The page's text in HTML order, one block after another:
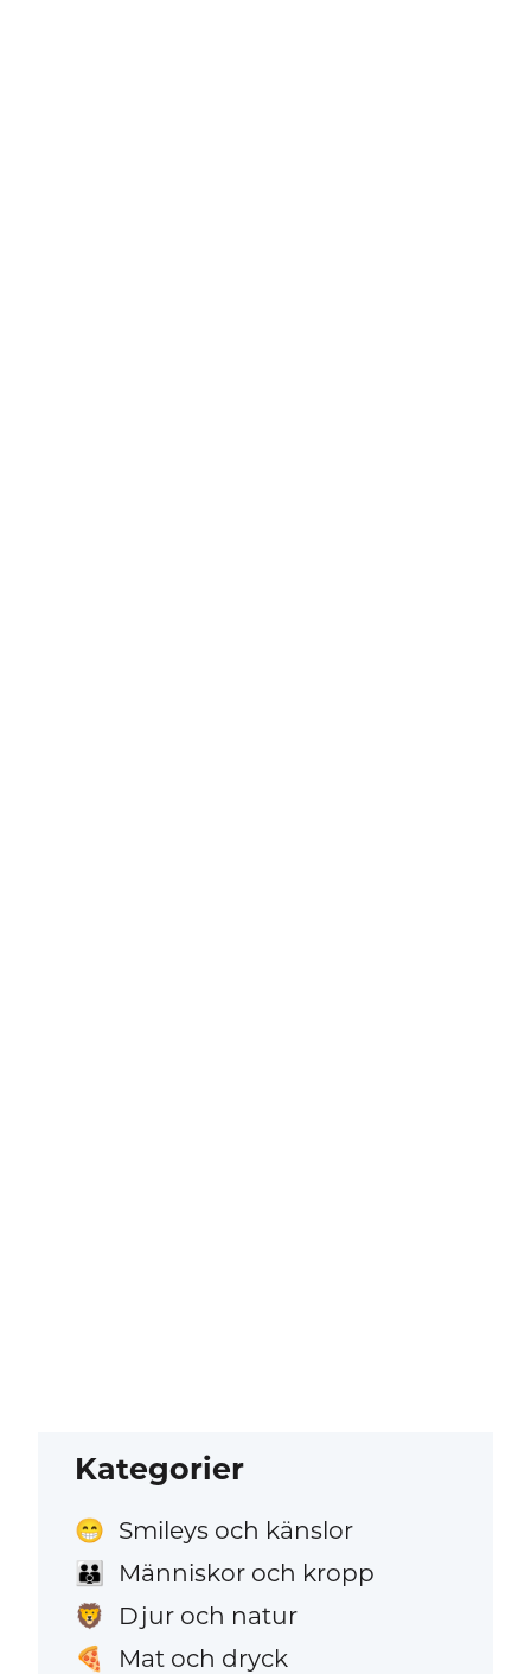
Kategorier
😁 Smileys och känslor
👪 Människor och kropp
🦁 Djur och natur
🍕 Mat och dryck